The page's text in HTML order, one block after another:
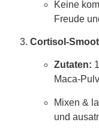
Keine
Freude
Cortisol-
Zutaten:
Maca-
Mixen &
und